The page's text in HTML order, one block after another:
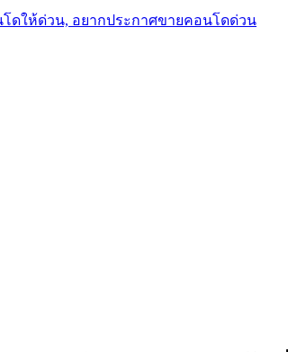
ดให้ด่วน, อยากประกาศขายคอนโดด่วน